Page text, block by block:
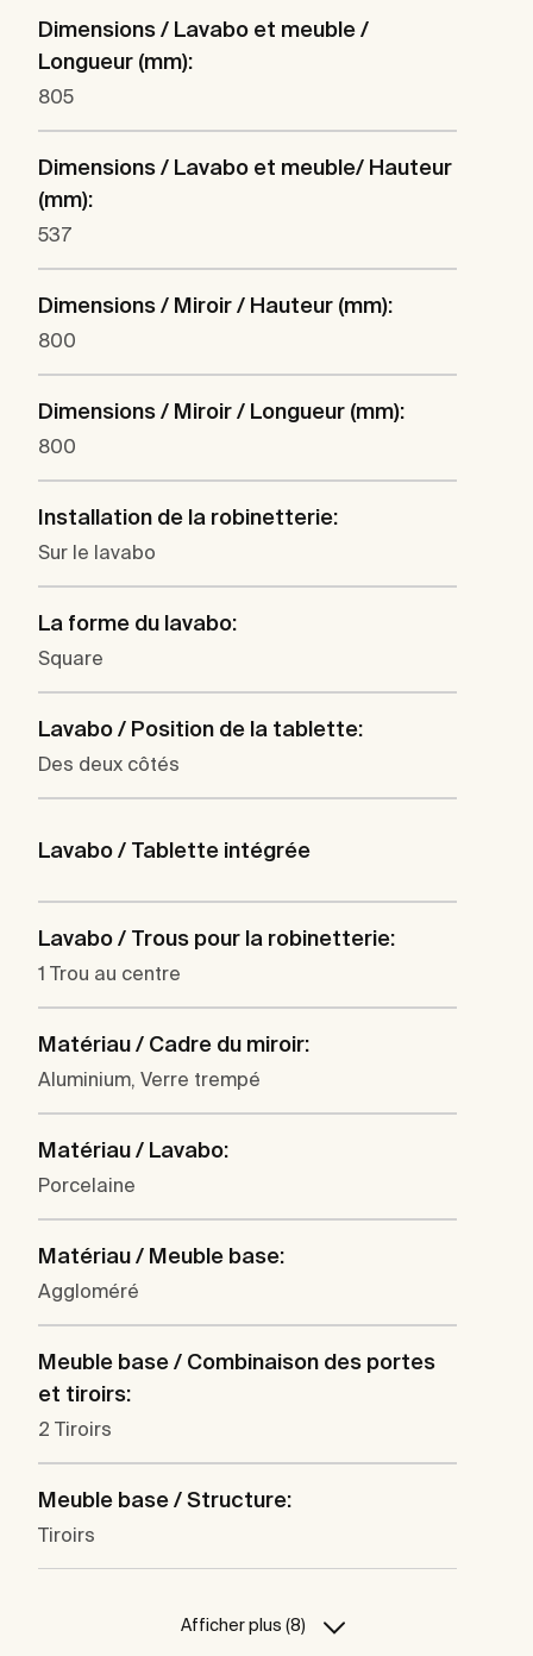
Dimensions / Lavabo et meuble /
Longueur (mm):
805
Dimensions / Lavabo et meuble/ Hauteur
(mm):
537
Dimensions / Miroir / Hauteur (mm):
800
Dimensions / Miroir / Longueur (mm):
800
Installation de la robinetterie:
Sur le lavabo
La forme du lavabo:
Square
Lavabo / Position de la tablette:
Des deux côtés
Lavabo / Tablette intégrée
Lavabo / Trous pour la robinetterie:
1 Trou au centre
Matériau / Cadre du miroir:
Aluminium, Verre trempé
Matériau / Lavabo:
Porcelaine
Matériau / Meuble base:
Aggloméré
Meuble base / Combinaison des portes
et tiroirs:
2 Tiroirs
Meuble base / Structure:
Tiroirs
Afficher plus (8)